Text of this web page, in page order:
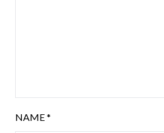
NAME*